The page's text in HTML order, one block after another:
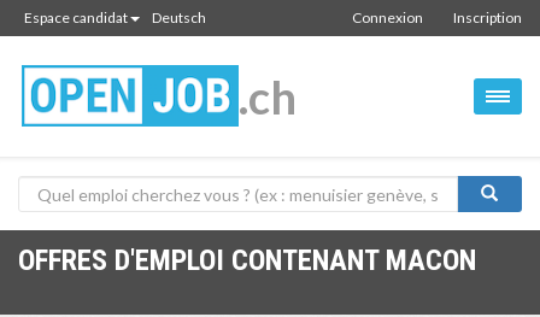
Espace candidat Deutsch Inscription
Connexion
.ch
OFFRES D'EMPLOI CONTENANT MACON